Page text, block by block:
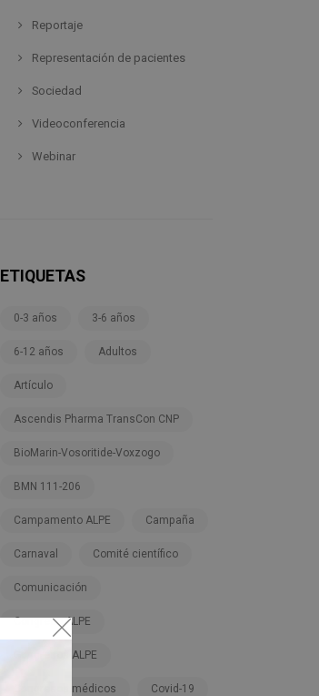
Reportaje
Representación de pacientes
Sociedad
Videoconferencia
Webinar
ETIQUETAS
0-3 años 3-6 años
6-12 años Adultos
Artículo
Ascendis Pharma TransCon CNP
BioMarin-Vosoritide-Voxzogo
BMN 111-206
Campamento ALPE Campaña
Carnaval Comité científico
Comunicación
Congreso ALPE
Congresos ALPE
Congresos médicos Covid-19